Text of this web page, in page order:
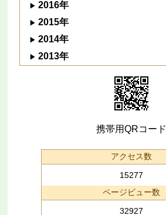
2016年
2015年
2014年
2013年
携帯用QRコード
アクセス数
15277
ページビュー数
32927